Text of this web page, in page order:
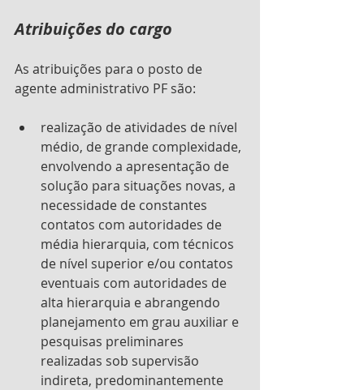
Atribuições do cargo
As atribuições para o posto de
agente administrativo PF são:
realização de atividades de nível
médio, de grande complexidade,
envolvendo a apresentação de
solução para situações novas, a
necessidade de constantes
contatos com autoridades de
média hierarquia, com técnicos
de nível superior e/ou contatos
eventuais com autoridades de
alta hierarquia e abrangendo
planejamento em grau auxiliar e
pesquisas preliminares
realizadas sob supervisão
indireta, predominantemente